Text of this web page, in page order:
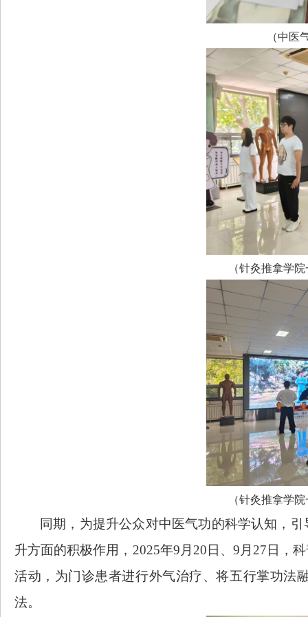
（中医
（针灸推拿学
（针灸推拿学
同期， 为提升公众对中医气功的科学认知，
升方面的积极作用 ， 2025年9月20日、9月27日，
活动 ，为门诊患者进行外气治疗、将五行掌功
法。